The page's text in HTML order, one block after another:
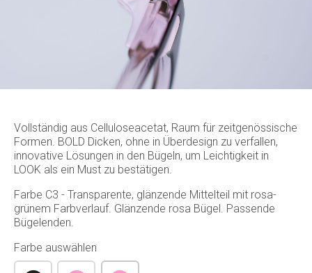
Vollständig aus Celluloseacetat, Raum für zeitgenössische
Formen. BOLD Dicken, ohne in Überdesign zu verfallen,
innovative Lösungen in den Bügeln, um Leichtigkeit in
LOOK als ein Must zu bestätigen.
Farbe C3 - Transparente, glänzende Mittelteil mit rosa-
grünem Farbverlauf. Glänzende rosa Bügel. Passende
Bügelenden.
Farbe auswählen